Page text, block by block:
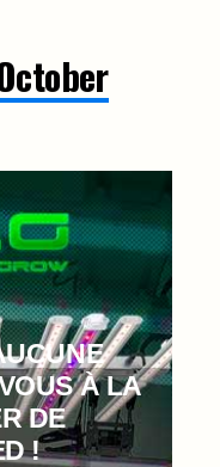
À LA
DE
!